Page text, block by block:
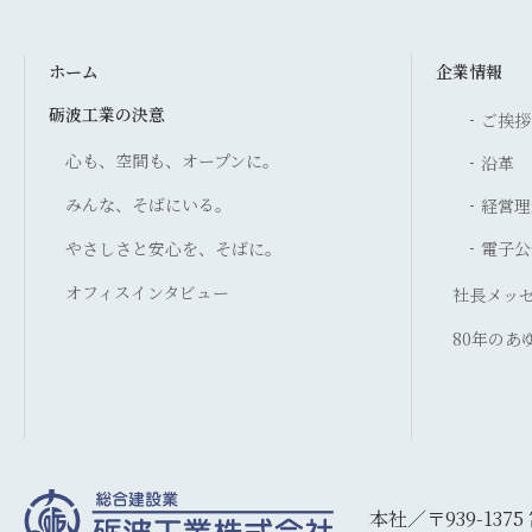
ホーム
砺波工業の決意
心も、空間も、オープンに。
みんな、そばにいる。
やさしさと安心を、そばに。
オフィスインタビュー
企業情報
ご挨拶
沿革
経営
電子
社長メッ
80年のあ
本社／〒939-